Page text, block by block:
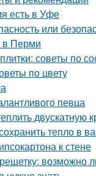
есть в Уфе
или
в Перми
советы по
по цвету
певца
двускатную
тепло в
к стене
возможно